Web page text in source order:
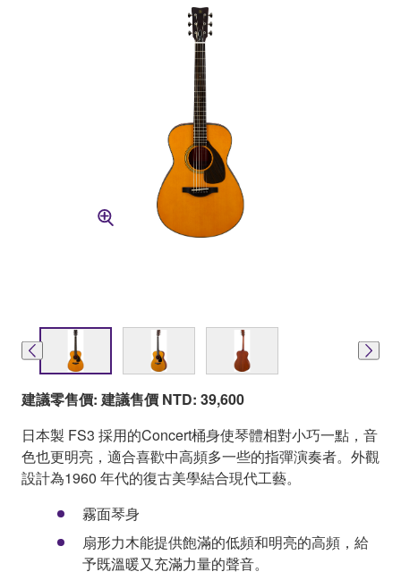
建議零售價: 建議售價 NTD: 39,600
日本製 FS3 採用的Concert桶身使琴體相對小巧一點，音
色也更明亮，適合喜歡中高頻多一些的指彈演奏者。外觀
設計為1960 年代的復古美學結合現代工藝。
霧面琴身
扇形力木能提供飽滿的低頻和明亮的高頻，給
予既溫暖又充滿力量的聲音。